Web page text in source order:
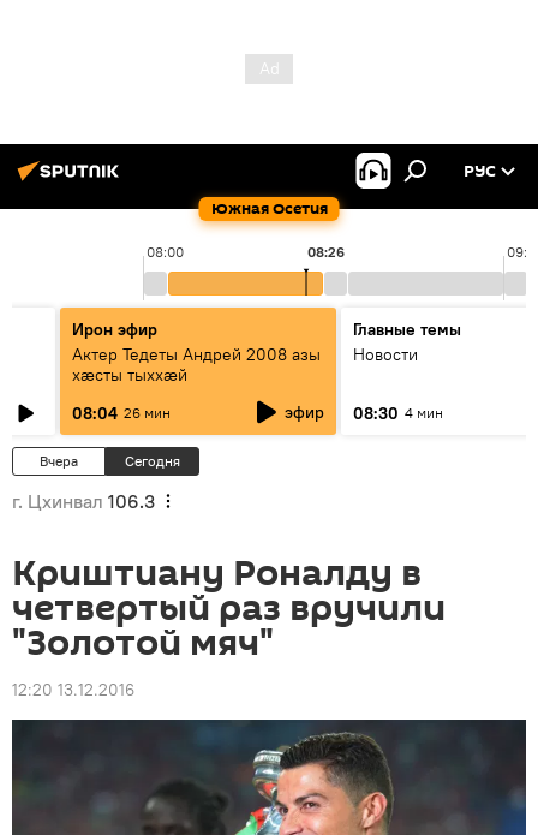
Южная Осетия
РУС
08:00 08:26
Ирон эфир
Актер Тедеты Андрей 2008 азы
хæсты тыххæй
08:04 26 мин эфир
Главные темы
Новости
08:30 4 мин
Вчера Сегодня
г. Цхинвал 106.3
Криштиану Роналду в
четвертый раз вручили
"Золотой мяч"
12:20 13.12.2016